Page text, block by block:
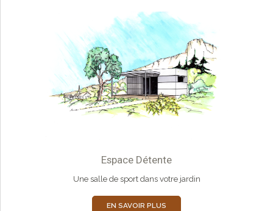
Espace Détente
Une salle de sport dans votre jardin
EN SAVOIR PLUS